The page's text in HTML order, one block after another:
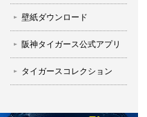
壁紙ダウンロード
阪神タイガース公式アプリ
タイガースコレクション